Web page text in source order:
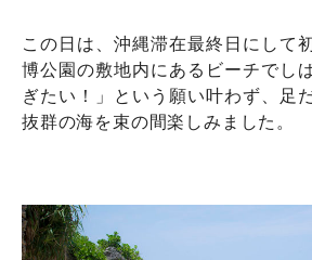
この日は、沖縄滞在最終日にして
博公園の敷地内にあるビーチでし
ぎたい！」という願い叶わず、足
抜群の海を束の間楽しみました。